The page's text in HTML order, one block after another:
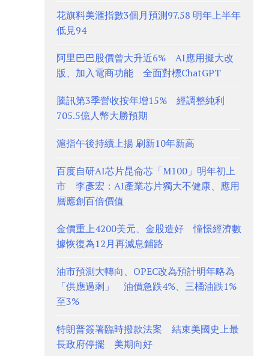
花旗料美滙指數3個月預測97.58 明年上半年
低見94
阿里巴巴股價曾大升近6% AI應用擬大改
版、加入電商功能 全面對標ChatGPT
騰訊第3季營收按年增15% 經調整純利
705.5億人幣大勝預期
滬指午後持續上揚 刷新10年新高
百度自研AI芯片昆侖芯「M100」明年初上
市 李彥宏：AI產業芯片獨大不健康、應用
層應創百倍價值
金價重上4200美元、金股造好 憧憬經濟數
據恢復為12月再減息鋪路
油市預測大轉向、OPEC改為預計明年略為
「供應過剩」 油價急跌4%、三桶油跌1%
至3%
特朗普簽署臨時撥款法案 結束美國史上最
長政府停擺 美期向好